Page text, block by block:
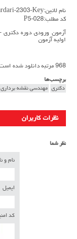
نام لاتین:PHD-95-Naghsheh Bardari-2303-Key
کد مطلب:P5-028
اولیه آزمون
968 مرتبه دانلود شده است.
برچسب‌ها
دکتری مهندسی نقشه برداری
نظرات کاربران
نظر شما
نام و
ایمیل
کد